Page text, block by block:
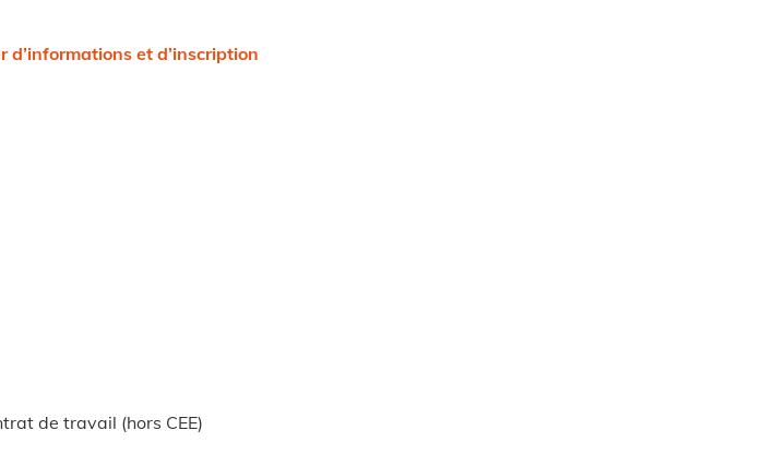
d’informations et d’inscription
de travail (hors CEE)